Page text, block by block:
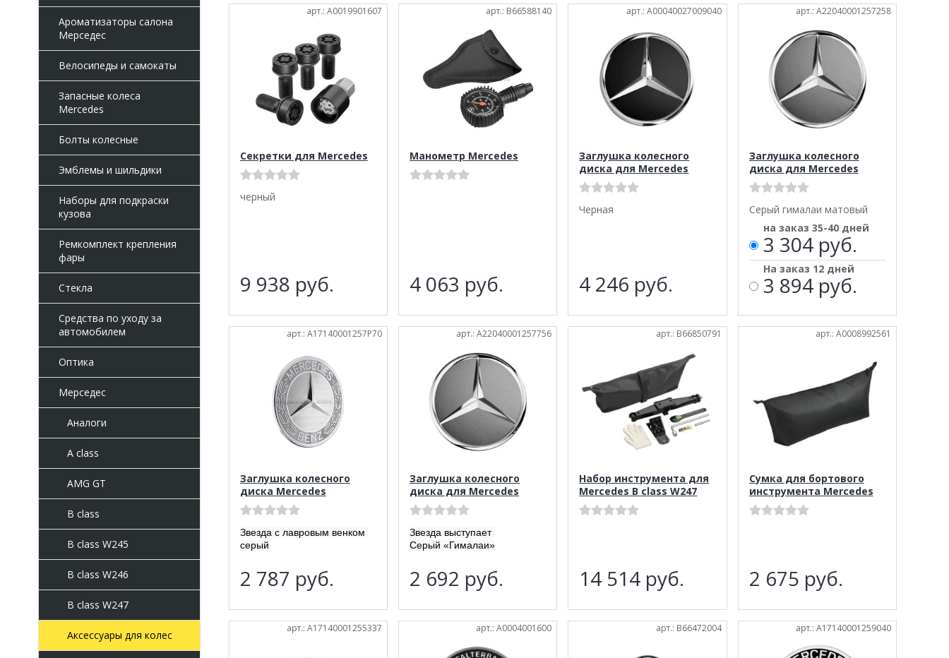
Ароматизаторы салона
Мерседес
Велосипеды и самокаты
Запасные колеса
Mercedes
Болты колесные
Эмблемы и шильдики
Наборы для подкраски
кузова
Ремкомплект крепления
фары
Стекла
Средства по уходу за
автомобилем
Оптика
Мерседес
Аналоги
A class
AMG GT
B class
B class W245
B class W246
B class W247
Аксессуары для колес
арт.: A0019901607
Секретки для Mercedes
черный
9 938 руб.
арт.: B66588140
Манометр Mercedes
4 063 руб.
арт.: A00040027009040
Заглушка колесного
диска для Mercedes
Черная
4 246 руб.
арт.: A22040001257258
Заглушка колесного
диска для Mercedes
Серый гималаи матовый
на заказ 35-40 дней
3 304 руб.
На заказ 12 дней
3 894 руб.
арт.: A17140001257P70
Заглушка колесного
диска Mercedes
Звезда с лавровым венком
серый
2 787 руб.
арт.: A22040001257756
Заглушка колесного
диска для Mercedes
Звезда выступает
Серый «Гималаи»
2 692 руб.
арт.: B66850791
Набор инструмента для
Mercedes B class W247
14 514 руб.
арт.: A0008992561
Сумка для бортового
инструмента Mercedes
2 675 руб.
арт.: A17140001255337 арт.: A0004001600 арт.: B66472004 арт.: A17140001259040